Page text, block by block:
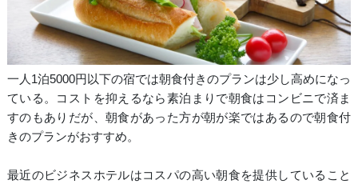
一人1泊5000円以下の宿では朝食付きのプランは少し高めになっ
ている。コストを抑えるなら素泊まりで朝食はコンビニで済ま
すのもありだが、朝食があった方が朝が楽ではあるので朝食付
きのプランがおすすめ。
最近のビジネスホテルはコスパの高い朝食を提供していること